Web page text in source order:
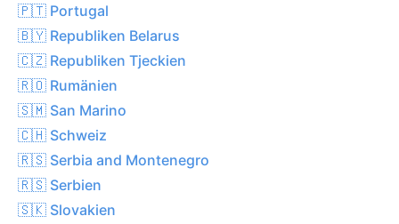
🇵🇹 Portugal
🇧🇾 Republiken Belarus
🇨🇿 Republiken Tjeckien
🇷🇴 Rumänien
🇸🇲 San Marino
🇨🇭 Schweiz
🇷🇸 Serbia and Montenegro
🇷🇸 Serbien
🇸🇰 Slovakien